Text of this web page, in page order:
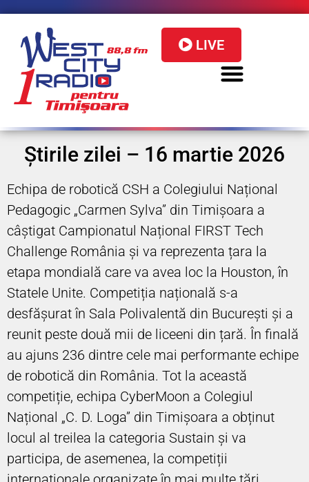
LIVE
Știrile zilei – 16 martie 2026
Echipa de robotică CSH a Colegiului Național
Pedagogic „Carmen Sylva” din Timișoara a
câștigat Campionatul Național FIRST Tech
Challenge România și va reprezenta țara la
etapa mondială care va avea loc la Houston, în
Statele Unite. Competiția națională s-a
desfășurat în Sala Polivalentă din București și a
reunit peste două mii de liceeni din țară. În finală
au ajuns 236 dintre cele mai performante echipe
de robotică din România. Tot la această
competiție, echipa CyberMoon a Colegiul
Național „C. D. Loga” din Timișoara a obținut
locul al treilea la categoria Sustain și va
participa, de asemenea, la competiții